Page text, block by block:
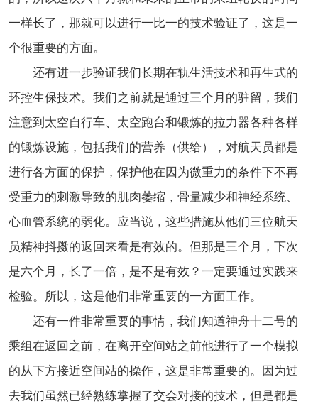
一样长了，那就可以进行一比一的技术验证了，这是一
个很重要的方面。
还有进一步验证我们长期在轨生活技术和再生式的
环控生保技术。我们之前就是通过三个月的驻留，我们
注意到太空自行车、太空跑台和锻炼的拉力器各种各样
的锻炼设施，包括我们的营养（供给），对航天员都是
进行各方面的保护，保护他在因为微重力的条件下不再
受重力的刺激导致的肌肉萎缩，骨量减少和神经系统、
心血管系统的弱化。应当说，这些措施从他们三位航天
员精神抖擞的返回来看是有效的。但那是三个月，下次
是六个月，长了一倍，是不是有效？一定要通过实践来
检验。所以，这是他们非常重要的一方面工作。
还有一件非常重要的事情，我们知道神舟十二号的
乘组在返回之前，在离开空间站之前他进行了一个模拟
的从下方接近空间站的操作，这是非常重要的。因为过
去我们虽然已经熟练掌握了交会对接的技术，但是都是